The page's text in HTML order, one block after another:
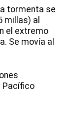
tormenta se
millas) al
el extremo
Se movía al
Pacífico